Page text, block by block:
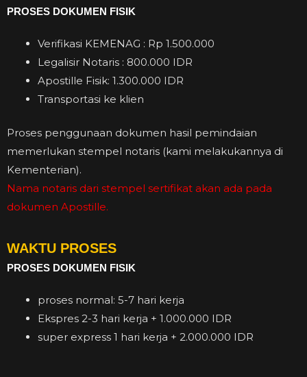
PROSES DOKUMEN FISIK
Verifikasi KEMENAG : Rp 1.500.000
Legalisir Notaris : 800.000 IDR
Apostille Fisik: 1.300.000 IDR
Transportasi ke klien
Proses penggunaan dokumen hasil pemindaian
memerlukan stempel notaris (kami melakukannya di
Kementerian).
Nama notaris dari stempel sertifikat akan ada pada
dokumen Apostille.
WAKTU PROSES
PROSES DOKUMEN FISIK
proses normal: 5-7 hari kerja
Ekspres 2-3 hari kerja + 1.000.000 IDR
super express 1 hari kerja + 2.000.000 IDR